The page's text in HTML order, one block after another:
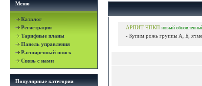
Меню
Каталог
Регистрация
Тарифные планы
Панель управления
Расширенный поиск
Связь с нами
Популярные категории
АРПИТ ЧПКП новый
- Купим рожь группы А, Б,